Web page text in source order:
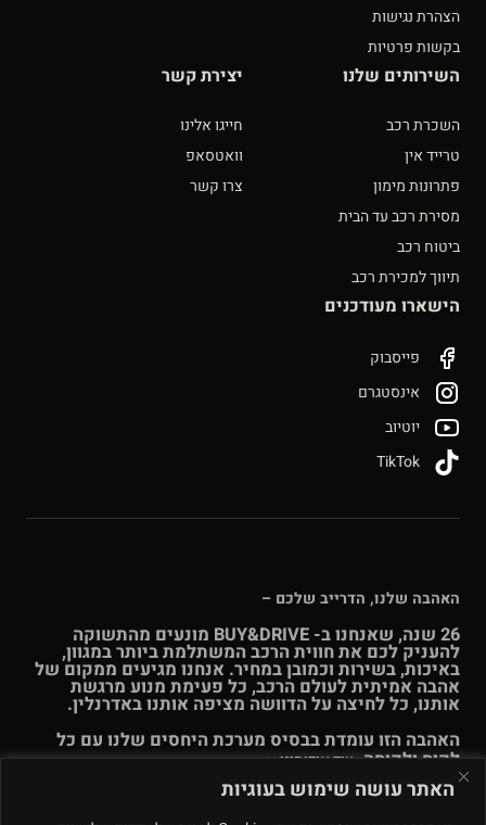
האתר עושה שימוש בעוגיות
הצהרת נגישות
בקשות פרטיות
השירותים שלנו
השכרת רכב
טרייד אין
פתרונות מימון
מסירת רכב עד הבית
ביטוח רכב
תיווך למכירת רכב
יצירת קשר
חייגו אלינו
וואטסאפ
צרו קשר
הישארו מעודכנים
פייסבוק
אינסטגרם
יוטיוב
האהבה שלנו, הדרייב שלכם –
26 שנה, שאנחנו ב- BUY&DRIVE מונעים מהתשוקה
להעניק לכם את חווית הרכב המשתלמת ביותר במגוון,
באיכות, בשירות וכמובן במחיר. אנחנו מגיעים ממקום של
אהבה אמיתית לעולם הרכב, כל פעימת מנוע מרגשת
אותנו, כל לחיצה על הדוושה מציפה אותנו באדרנלין.
האהבה הזו עומדת בבסיס מערכת היחסים שלנו עם כל
לקוח ולקוחה.עוד אודותינו >>